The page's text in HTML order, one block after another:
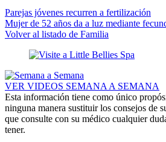
Parejas jóvenes recurren a fertilización
Mujer de 52 años da a luz mediante
Volver al listado de Familia
VER VIDEOS SEMANA A SEMANA
Esta información tiene como único
ninguna manera sustituir los consejos de
que consulte con su médico cualquier
tener.